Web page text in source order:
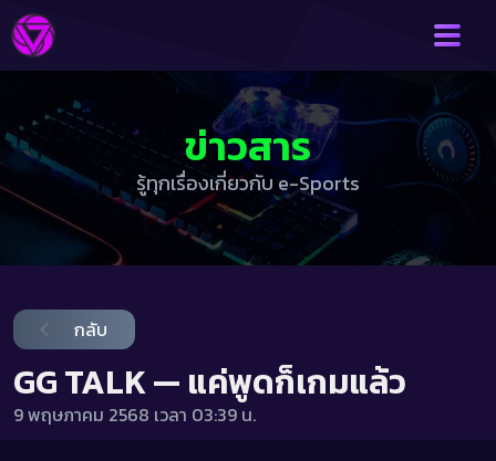
ข่าวสาร
รู้ทุกเรื่องเกี่ยวกับ e-Sports
กลับ
GG TALK — แค่พูดก็เกมแล้ว
9 พฤษภาคม 2568 เวลา 03:39 น.